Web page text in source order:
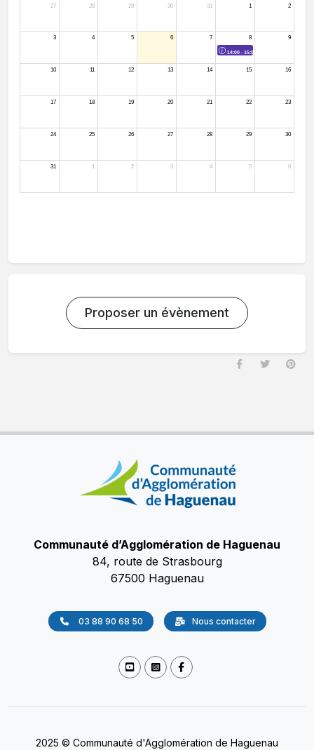
Proposer un évènement
Communauté d’Agglomération de Haguenau
84, route de Strasbourg
67500 Haguenau
03 88 90 68 50 Nous contacter
2025 © Communauté d'Agglomération de Haguenau